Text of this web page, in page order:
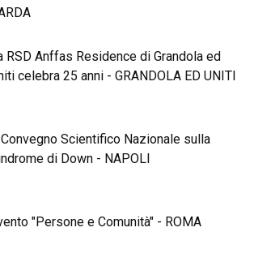
RSD Anffas Residence di Grandola ed
celebra 25 anni - GRANDOLA ED UNITI
Scientifico Nazionale sulla
di Down - NAPOLI
"Persone e Comunità" - ROMA